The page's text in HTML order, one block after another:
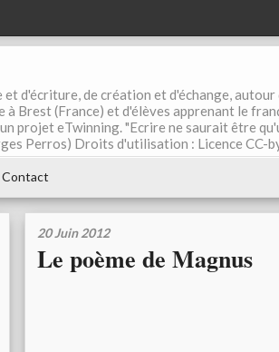
et d'écriture, de création et d'échange,
à Brest (France) et d'élèves apprenant le
projet eTwinning. "Ecrire ne saurait être
Perros) Droits d'utilisation : Licence CC-
Contact
20 Juin 2012
Le poème de Magnus